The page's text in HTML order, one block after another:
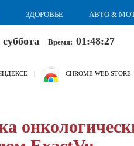
ЗДОРОВЬЕ АВТО &
суббота Время: 01:48:27
| CHROME WEB STORE